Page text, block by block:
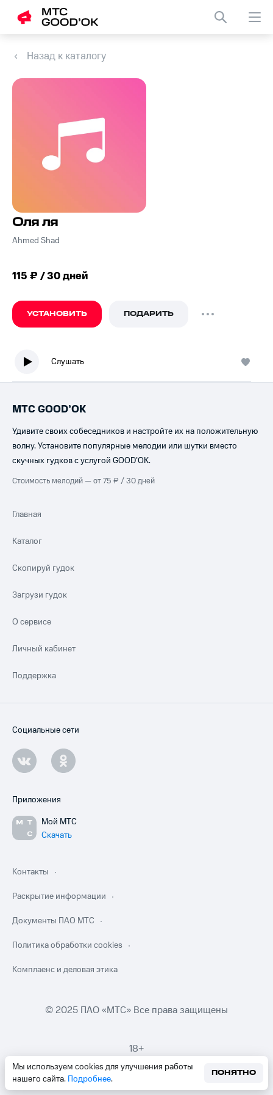
Назад к каталогу
Оля ля
Ahmed Shad
115 ₽ / 30 дней
УСТАНОВИТЬ ПОДАРИТЬ
Слушать
Мы используем cookies для улучшения работы
нашего сайта. Подробнее.
ПОНЯТНО
МТС GOOD’OK
Удивите своих собеседников и настройте их на положительную
волну. Установите популярные мелодии или шутки вместо
скучных гудков с услугой GOOD’OK.
Стоимость мелодий — от 75 ₽ / 30 дней
Главная
Каталог
Скопируй гудок
Загрузи гудок
О сервисе
Личный кабинет
Поддержка
Социальные сети
Приложения
Мой МТС
Скачать
Контакты
Раскрытие информации
Документы ПАО МТС
Политика обработки cookies
Комплаенс и деловая этика
© 2025 ПАО «МТС» Все права защищены
18+